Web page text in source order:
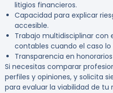
litigios financieros.
Capacidad para explicar
accesible.
Trabajo multidisciplinar con
contables cuando el caso lo
Transparencia en
Si necesitas comparar
perfiles y opiniones, y solicita
para evaluar la viabilidad de tu